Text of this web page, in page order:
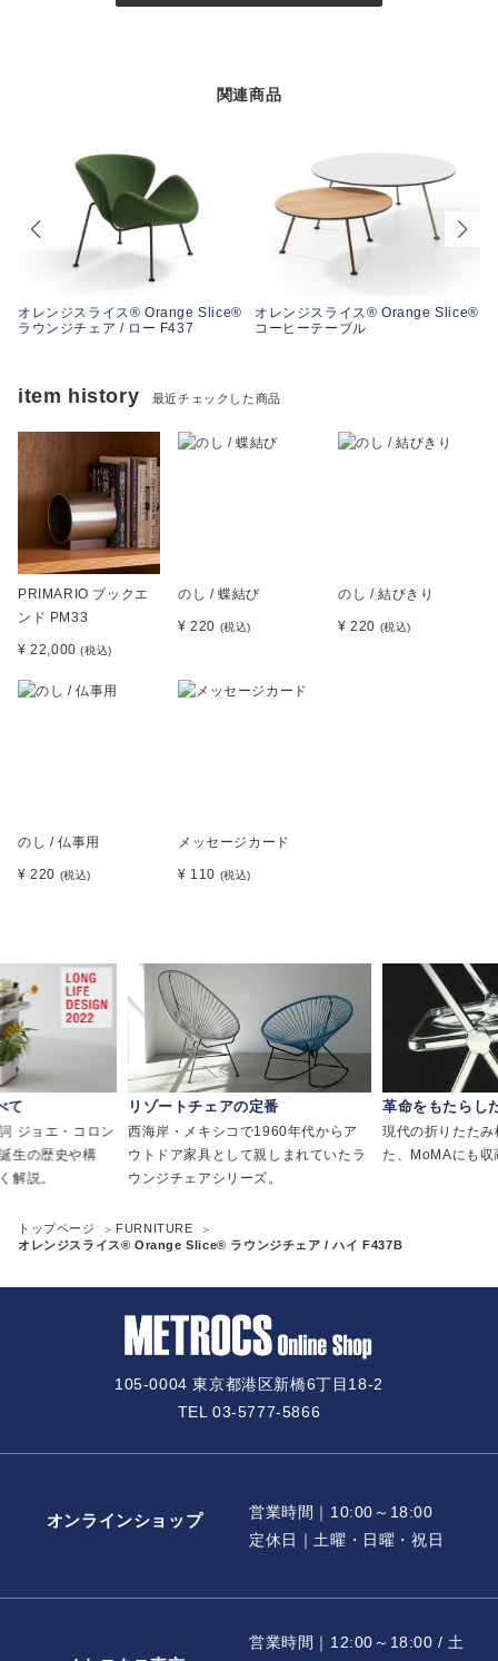
関連商品
オレンジスライス® Orange Slice®
ラウンジチェア / ロー F437
オレンジスライス® Orange Slice®
コーヒーテーブル
item history 最近チェックした商品
PRIMARIO ブックエ
ンド PM33
¥ 22,000(税込)
のし / 蝶結び
¥ 220 (税込)
のし / 結びきり
¥ 220 (税込)
のし / 仏事用
¥ 220 (税込)
メッセージカード
¥ 110 (税込)
て
ジョエ・コロン
生の歴史や構
解説。
リゾートチェアの定番
西海岸・メキシコで1960年代からア
ウトドア家具として親しまれていたラ
ウンジチェアシリーズ。
革命をもたらし
現代の折りたた
た、MoMAにも収
トップページ
FURNITURE
オレンジスライス® Orange Slice® ラウンジチェア / ハイ F437B
105-0004 東京都港区新橋6丁目18-2
TEL 03-5777-5866
オンラインショップ
営業時間｜10:00～18:00
定休日｜土曜・日曜・祝日
営業時間｜12:00～18:00 / 土